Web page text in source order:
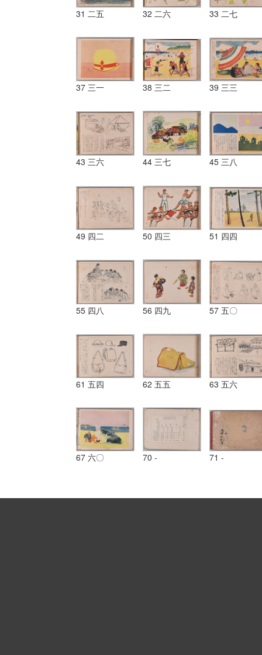
31 二五 32 二六 33 二七
37 三一 38 三二 39 三三
43 三六 44 三七 45 三八
49 四二 50 四三 51 四四
55 四八 56 四九 57 五〇
61 五四 62 五五 63 五六
67 六〇 70 - 71 -